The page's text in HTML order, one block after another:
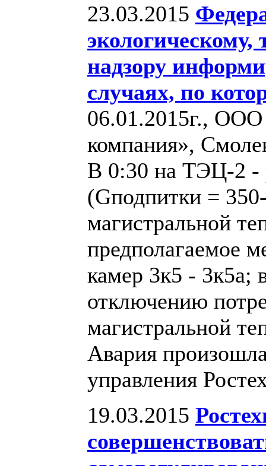
23.03.2015
экологическому,
надзору
случаях, по
06.01.2015г., ООО
компания»,
В 0:30 на ТЭЦ-2 -
(Gподпитки =
магистральной
предполагаемое
камер 3к5 - 3к5а;
отключению
магистральной
Авария
управления
19.03.2015